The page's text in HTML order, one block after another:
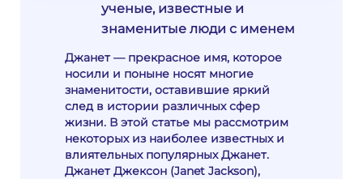
ученые, известные и
знаменитые люди с именем
Джанет — прекрасное имя, которое
носили и поныне носят многие
знаменитости, оставившие яркий
след в истории различных сфер
жизни. В этой статье мы рассмотрим
некоторых из наиболее известных и
влиятельных популярных Джанет.
Джанет Джексон (Janet Jackson),